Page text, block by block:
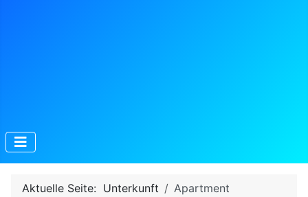
Aktuelle Seite: Unterkunft Apartment